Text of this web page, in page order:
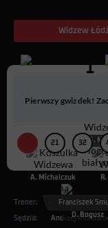
Widzew
1
D. Bogusz
A. Michalczuk
S.
Pierwszy gwizdek!
21 32
Trener: Franciszek
Sędzia: Andrzej Kozłowski